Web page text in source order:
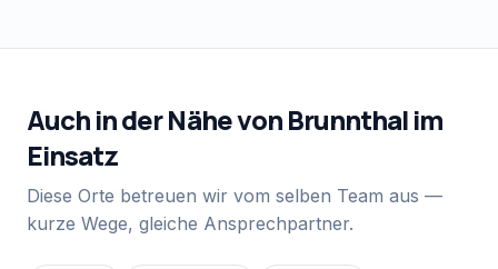
Auch in der Nähe vonBrunnthalim
Einsatz
Diese Orte betreuen wir vom selben Team aus —
kurze Wege, gleiche Ansprechpartner.